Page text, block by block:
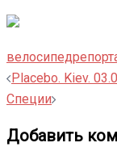
велосипед
Навигация
записи
Placebo. Kiev.
Специи
Добавить